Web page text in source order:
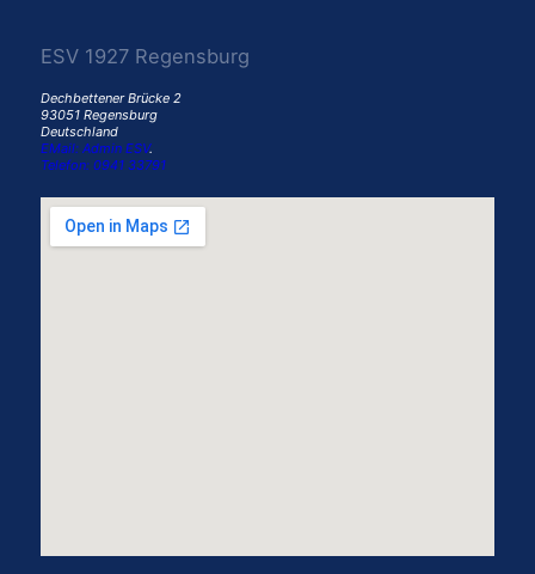
ESV 1927 Regensburg
Dechbettener Brücke 2
93051 Regensburg
Deutschland
EMail: Admin ESV.
Telefon: 0941 33791